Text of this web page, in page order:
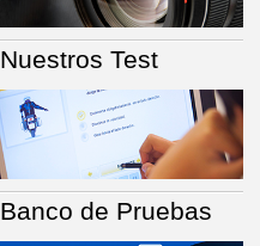
Nuestros Test
Banco de Pruebas